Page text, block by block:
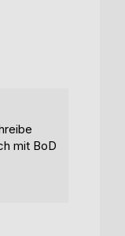
mit BoD